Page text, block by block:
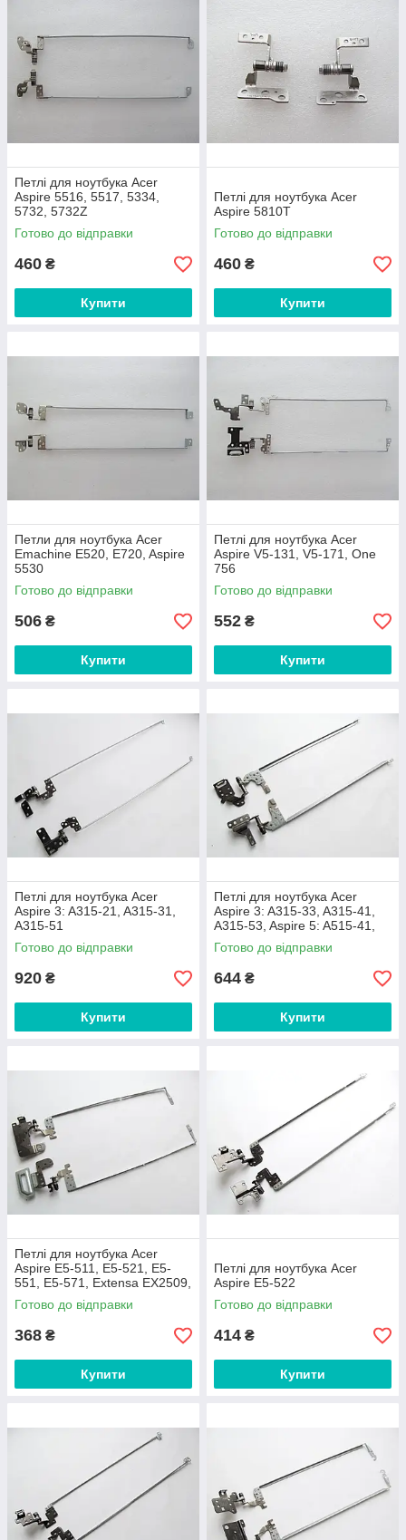
Петлі для ноутбука Acer
Aspire 5516, 5517, 5334,
5732, 5732Z
Готово до відправки
460 ₴
Купити
Петлі для ноутбука Acer
Aspire 5810T
Готово до відправки
460 ₴
Купити
Петли для ноутбука Acer
Emachine E520, E720, Aspire
5530
Готово до відправки
506 ₴
Купити
Петлі для ноутбука Acer
Aspire V5-131, V5-171, One
756
Готово до відправки
552 ₴
Купити
Петлі для ноутбука Acer
Aspire 3: A315-21, A315-31,
A315-51
Готово до відправки
920 ₴
Купити
Петлі для ноутбука Acer
Aspire 3: A315-33, A315-41,
A315-53, Aspire 5: A515-41,
A515-51
Готово до відправки
644 ₴
Купити
Петлі для ноутбука Acer
Aspire E5-511, E5-521, E5-
551, E5-571, Extensa EX2509,
EX2510
Готово до відправки
368 ₴
Купити
Петлі для ноутбука Acer
Aspire E5-522
Готово до відправки
414 ₴
Купити